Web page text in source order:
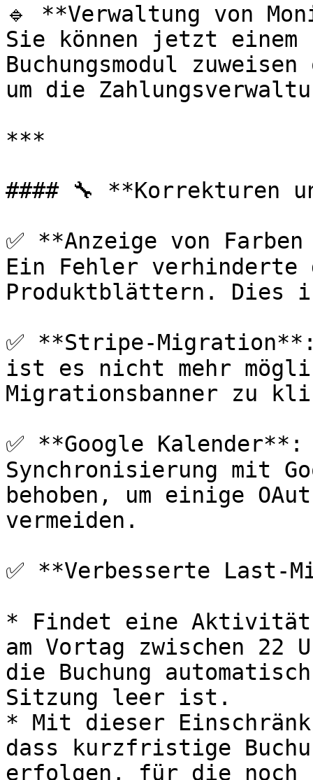
🔹 **Verwaltung von
Sie können jetzt einem
Buchungsmodul
um die
***
#### 🔧 **Korrekturen
✅ **Anzeige von
Ein Fehler verhinderte
Produktblättern. Dies
✅ **Stripe-
ist es nicht mehr
Migrationsbanner zu
✅ **Google
Synchronisierung mit
behoben, um einige
vermeiden.
✅ **Verbesserte Last-
* Findet eine
am Vortag zwischen 22
die Buchung
Sitzung leer ist.
* Mit dieser
dass kurzfristige
erfolgen, für die noch